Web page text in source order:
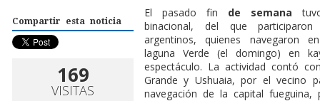
Compartir esta noticia
169
VISITAS
El pasado fin de semana
binacional, del que
argentinos, quienes navegaron
laguna Verde (el domingo) en
espectáculo. La actividad contó
Grande y Ushuaia, por el vecino
navegación de la capital fueguina,